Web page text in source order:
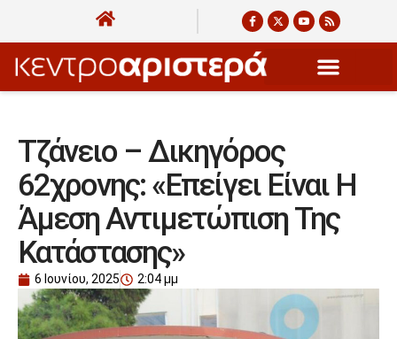
Τζάνειο – Δικηγόρος
62χρονης: «Επείγει Είναι Η
Άμεση Αντιμετώπιση Της
Κατάστασης»
6 Ιουνίου, 2025 2:04 μμ